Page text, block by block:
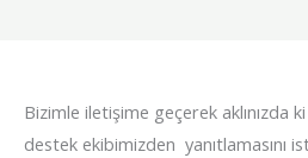
Bizimle iletişime geçerek aklınızda
destek ekibimizden yanıtlamasını